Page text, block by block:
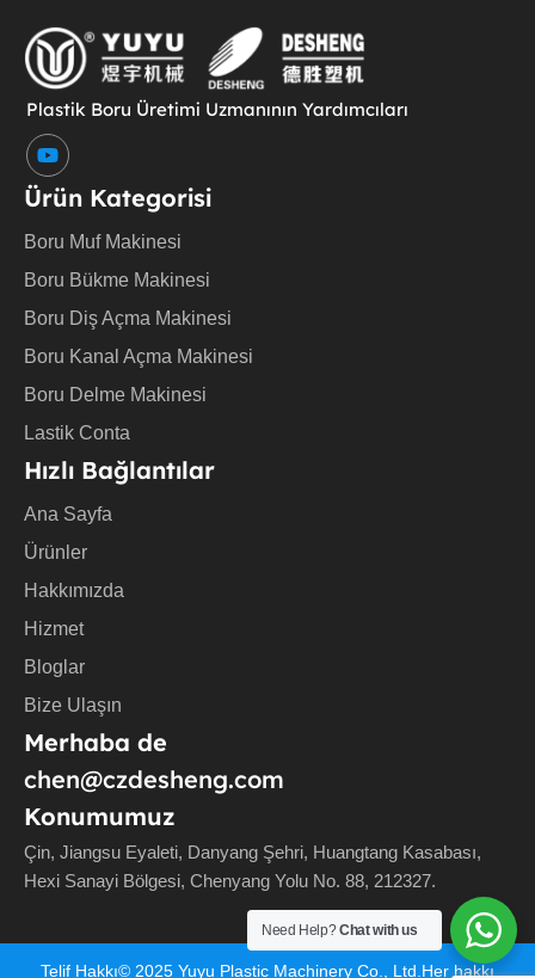
Plastik Boru Üretimi Uzmanının Yardımcıları
Y
o
u
t
b
e
Ürün Kategorisi
Boru Muf Makinesi
Boru Bükme Makinesi
Boru Diş Açma Makinesi
Boru Kanal Açma Makinesi
Boru Delme Makinesi
Lastik Conta
Hızlı Bağlantılar
Ana Sayfa
Ürünler
Hakkımızda
Hizmet
Bloglar
Bize Ulaşın
Merhaba de
chen@czdesheng.com
Konumumuz
Çin, Jiangsu Eyaleti, Danyang Şehri, Huangtang Kasabası,
Hexi Sanayi Bölgesi, Chenyang Yolu No. 88, 212327.
Telif Hakkı© 2025 Yuyu Plastic Machinery Co., Ltd.Her hakkı
Need Help?Chat with us